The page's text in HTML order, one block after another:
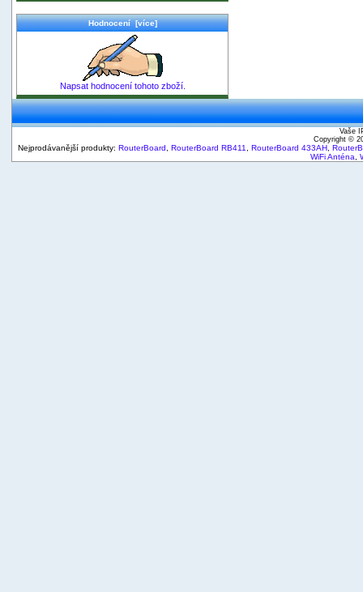
Hodnocení [více]
Napsat hodnocení tohoto zboží.
Vaše
Copyright ©
Nejprodávanější produkty: RouterBoard RouterBoard RB411 RouterBoard 433AH
WiFi Anténa